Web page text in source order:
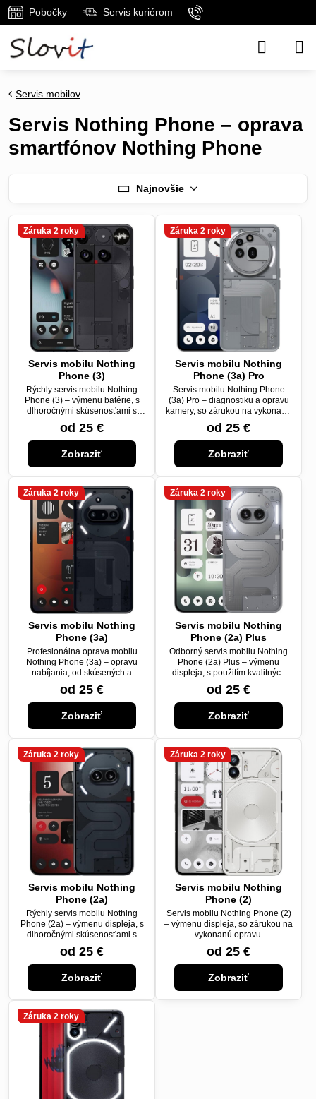
Pobočky Servis kuriérom
Servis mobilov
Servis Nothing Phone – oprava
smartfónov Nothing Phone
Najnovšie
Záruka 2 roky
Servis mobilu Nothing
Phone (3)
Rýchly servis mobilu Nothing
Phone (3) – výmenu batérie, s
dlhoročnými skúsenosťami s
opravami.
od 25 €
Zobraziť
Záruka 2 roky
Servis mobilu Nothing
Phone (3a) Pro
Servis mobilu Nothing Phone
(3a) Pro – diagnostiku a opravu
kamery, so zárukou na vykonanú
opravu.
od 25 €
Zobraziť
Záruka 2 roky
Servis mobilu Nothing
Phone (3a)
Profesionálna oprava mobilu
Nothing Phone (3a) – opravu
nabíjania, od skúsených a
certifikovaných technikov.
od 25 €
Zobraziť
Záruka 2 roky
Servis mobilu Nothing
Phone (2a) Plus
Odborný servis mobilu Nothing
Phone (2a) Plus – výmenu
displeja, s použitím kvalitných
náhradných dielov.
od 25 €
Zobraziť
Záruka 2 roky
Servis mobilu Nothing
Phone (2a)
Rýchly servis mobilu Nothing
Phone (2a) – výmenu displeja, s
dlhoročnými skúsenosťami s
opravami.
od 25 €
Zobraziť
Záruka 2 roky
Servis mobilu Nothing
Phone (2)
Servis mobilu Nothing Phone (2)
– výmenu displeja, so zárukou na
vykonanú opravu.
od 25 €
Zobraziť
Záruka 2 roky